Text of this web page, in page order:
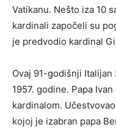
Vatikanu. Nešto iza 10
kardinali započeli su
je predvodio kardinal
Ovaj 91-godišnji
1957. godine. Papa
kardinalom.
kojoj je izabran papa